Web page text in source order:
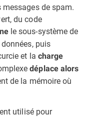
de spam.
du code
le sous-système de
puis
et la charge
déplace alors
de la mémoire où
utilisé pour